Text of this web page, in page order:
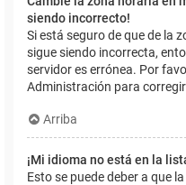
siendo incorrecto!
Si está seguro de que de la
sigue siendo incorrecta,
servidor es errónea. Por
Administración para
Arriba
¡Mi idioma no está en la
Esto se puede deber a que